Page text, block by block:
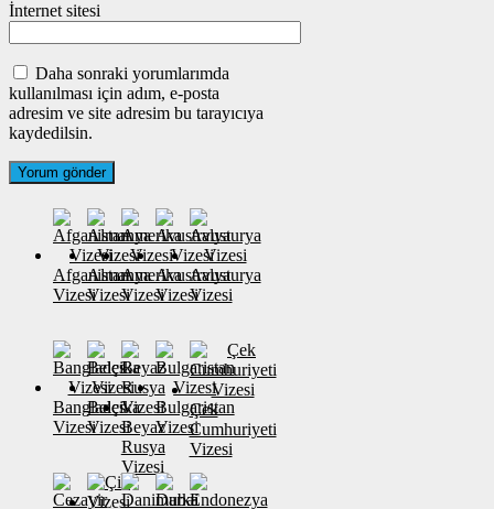
İnternet sitesi
Daha sonraki yorumlarımda
kullanılması için adım, e-posta
adresim ve site adresim bu tarayıcıya
kaydedilsin.
Afganistan
Vizesi
Almanya
Vizesi
Amerika
Vizesi
Avustralya
Vizesi
Avusturya
Vizesi
Banglades
Vizesi
Belçika
VizesiBeyaz
Rusya
Vizesi
Bulgaristan
Vizesi
Çek
Cumhuriyeti
Vizesi